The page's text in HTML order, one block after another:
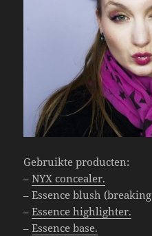
Gebruikte producten:
–NYX concealer.
– Essence blush
–Essence highlighter.
–Essence base.